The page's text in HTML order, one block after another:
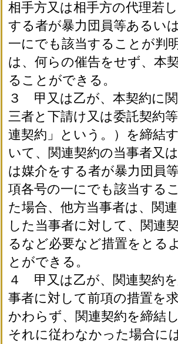
相手方又は相手方の代理若
する者が暴力団員等あるい
一にでも該当することが判
は、何らの催告をせず、本
ることができる。
３ 甲又は乙が、本契約に
三者と下請け又は委託契約
連契約」という。）を締結
いて、関連契約の当事者又
は媒介をする者が暴力団員
項各号の一にでも該当する
た場合、他方当事者は、関
した当事者に対して、関連
るなど必要など措置をとる
とができる。
４ 甲又は乙が、関連契約
事者に対して前項の措置を
かわらず、関連契約を締結
それに従わなかった場合に